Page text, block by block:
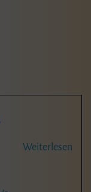
Weiterlesen